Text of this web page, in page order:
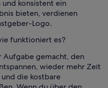
und konsistent ein
bieten, verdienen
Logo.
funktioniert es?
Aufgabe gemacht, den
wieder mehr Zeit
die kostbare